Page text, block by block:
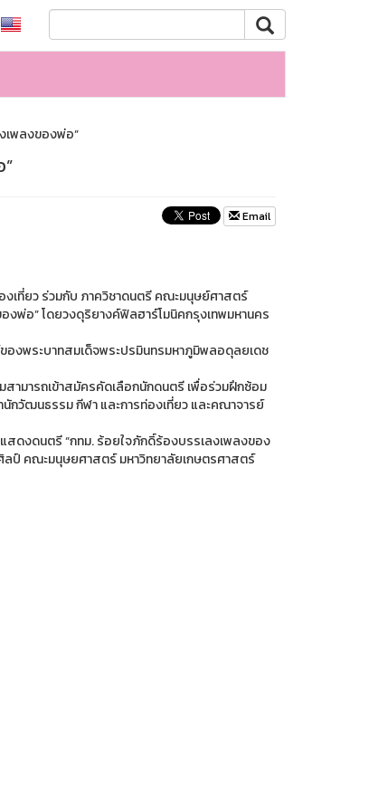
เพลงของพ่อ”
Email
เที่ยว ร่วมกับ ภาควิชาดนตรี คณะมนุษย์ศาสตร์
พ่อ” โดยวงดุริยางค์ฟิลฮาร์โมนิคกรุงเทพมหานคร
องพระบาทสมเด็จพระปรมินทรมหาภูมิพลอดุลยเดช
สามารถเข้าสมัครคัดเลือกนักดนตรี เพื่อร่วมฝึกซ้อม
กวัฒนธรรม กีฬา และการท่องเที่ยว และคณาจารย์
สดงดนตรี “กทม. ร้อยใจภักดิ์ร้องบรรเลงเพลงของ
ลป์ คณะมนุษยศาสตร์ มหาวิทยาลัยเกษตรศาสตร์